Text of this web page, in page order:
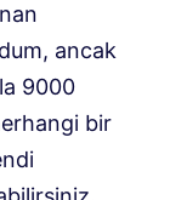
ancak
9000
bir